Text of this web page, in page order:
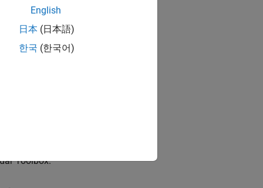
Toolbox.
English
日本 (日本語)
한국 (한국어)